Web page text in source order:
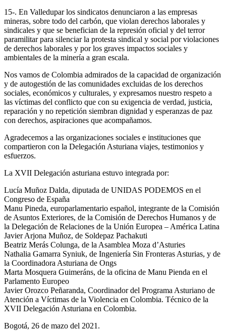
15-. En Valledupar los sindicatos denunciaron a las empresas
mineras, sobre todo del carbón, que violan derechos laborales y
sindicales y que se benefician de la represión oficial y del terror
paramilitar para silenciar la protesta sindical y social por violaciones
de derechos laborales y por los graves impactos sociales y
ambientales de la minería a gran escala.
Nos vamos de Colombia admirados de la capacidad de organización
y de autogestión de las comunidades excluidas de los derechos
sociales, económicos y culturales, y expresamos nuestro respeto a
las víctimas del conflicto que con su exigencia de verdad, justicia,
reparación y no repetición siembran dignidad y esperanzas de paz
con derechos, aspiraciones que acompañamos.
Agradecemos a las organizaciones sociales e instituciones que
compartieron con la Delegación Asturiana viajes, testimonios y
esfuerzos.
La XVII Delegación asturiana estuvo integrada por:
Lucía Muñoz Dalda, diputada de UNIDAS PODEMOS en el
Congreso de España
Manu Pineda, europarlamentario español, integrante de la Comisión
de Asuntos Exteriores, de la Comisión de Derechos Humanos y de
la Delegación de Relaciones de la Unión Europea – América Latina
Javier Arjona Muñoz, de Soldepaz Pachakuti
Beatriz Merás Colunga, de la Asamblea Moza d’Asturies
Nathalia Gamarra Syniuk, de Ingeniería Sin Fronteras Asturias, y de
la Coordinadora Asturiana de Ongs
Marta Mosquera Guimeráns, de la oficina de Manu Pienda en el
Parlamento Europeo
Javier Orozco Peñaranda, Coordinador del Programa Asturiano de
Atención a Víctimas de la Violencia en Colombia. Técnico de la
XVII Delegación Asturiana en Colombia.
Bogotá, 26 de mazo del 2021.